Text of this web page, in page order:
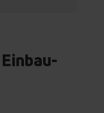
Einbau-